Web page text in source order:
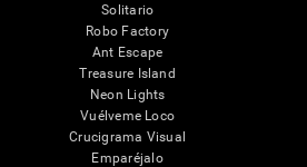
Solitario
Robo Factory
Ant Escape
Treasure Island
Neon Lights
Vuélveme Loco
Crucigrama Visual
Emparéjalo